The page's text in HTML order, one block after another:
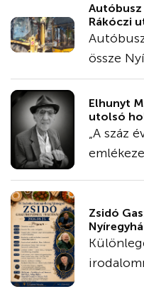
Rákóczi
össze
Elhunyt
utolsó
„A száz
Zsidó